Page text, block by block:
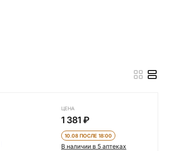
ЦЕНА
1 381 ₽
10.08 ПОСЛЕ 18:00
В наличии в 5 аптеках